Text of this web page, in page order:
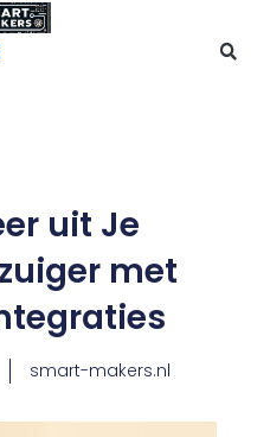
uit Je
met
smart-makers.nl